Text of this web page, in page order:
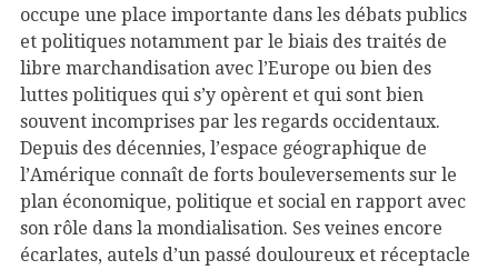
occupe une place importante dans les débats publics
et politiques notamment par le biais des traités de
libre marchandisation avec l’Europe ou bien des
luttes politiques qui s’y opèrent et qui sont bien
souvent incomprises par les regards occidentaux.
Depuis des décennies, l’espace géographique de
l’Amérique connaît de forts bouleversements sur le
plan économique, politique et social en rapport avec
son rôle dans la mondialisation. Ses veines encore
écarlates, autels d’un passé douloureux et réceptacle